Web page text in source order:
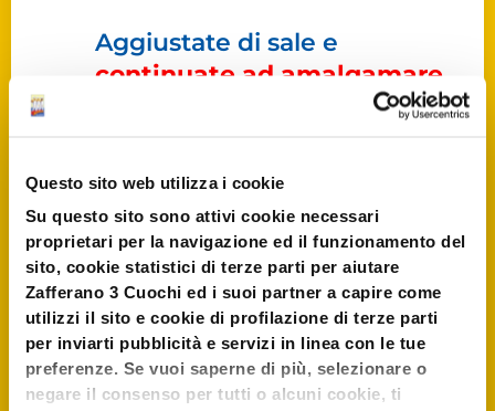
Questo sito web utilizza i cookie
Su questo sito sono attivi cookie necessari
proprietari per la navigazione ed il funzionamento del
sito, cookie statistici di terze parti per aiutare
Zafferano 3 Cuochi ed i suoi partner a capire come
utilizzi il sito e cookie di profilazione di terze parti
per inviarti pubblicità e servizi in linea con le tue
preferenze. Se vuoi saperne di più, selezionare o
negare il consenso per tutti o alcuni cookie, ti
Aggiustate di sale e
continuate ad amalgamare
omogeneo
, poi formate delle
palline e
cuocete in acqua
bollente e salata per 15
minuti.
Scolate e servitecon ilburro
che avrete precedentemente
fuso.